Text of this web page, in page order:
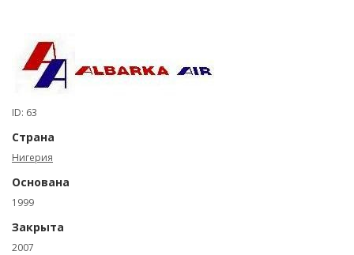
ID: 63
Страна
Нигерия
Основана
1999
Закрыта
2007